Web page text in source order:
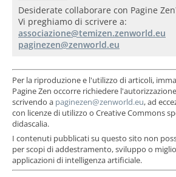
Desiderate collaborare con Pagine
Vi preghiamo di scrivere a:
Per la riproduzione e l'utilizzo di articoli,
Pagine Zen occorre richiedere
scrivendo a
, ad
con licenze di utilizzo o Creative Commons
didascalia.
I contenuti pubblicati su questo sito non
per scopi di addestramento, sviluppo o
applicazioni di intelligenza artificiale.